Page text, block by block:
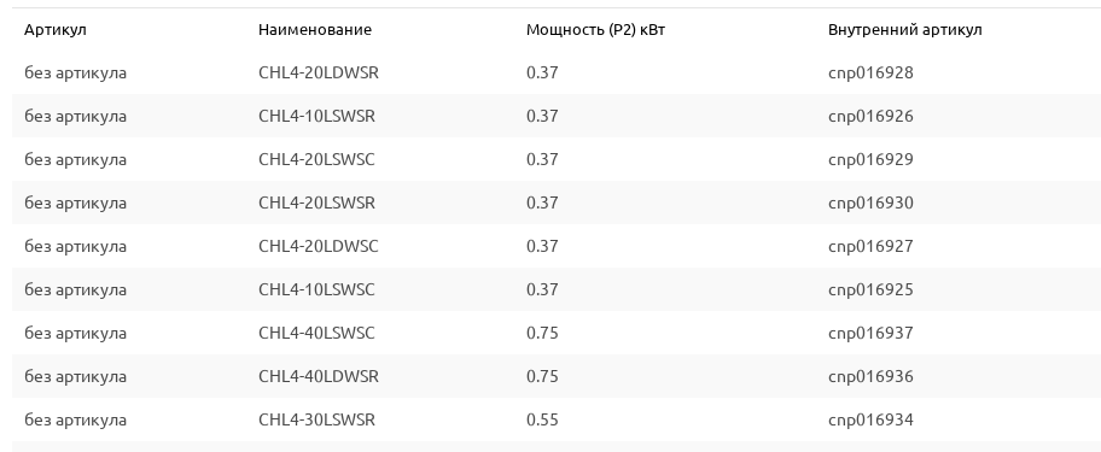
Артикул Наименование Мощность (P2) кВт Внутренний артикул
без артикула CHL4-20LDWSR 0.37 cnp016928
без артикула CHL4-10LSWSR 0.37 cnp016926
без артикула CHL4-20LSWSC 0.37 cnp016929
без артикула CHL4-20LSWSR 0.37 cnp016930
без артикула CHL4-20LDWSC 0.37 cnp016927
без артикула CHL4-10LSWSC 0.37 cnp016925
без артикула CHL4-40LSWSC 0.75 cnp016937
без артикула CHL4-40LDWSR 0.75 cnp016936
без артикула CHL4-30LSWSR 0.55 cnp016934